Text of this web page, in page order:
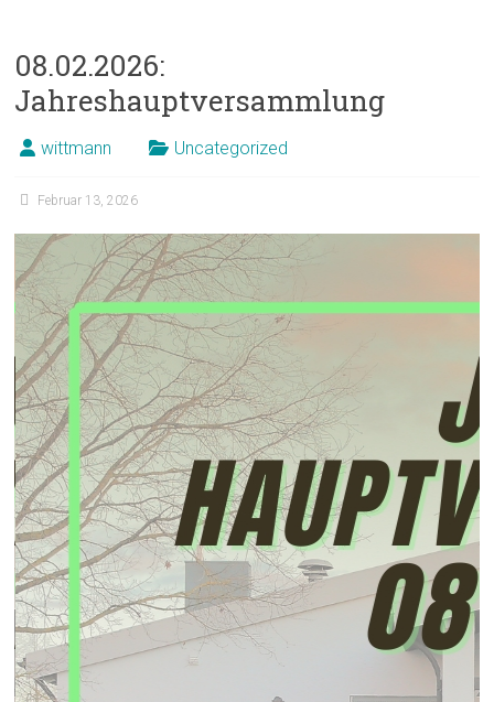
08.02.2026:
Jahreshauptversammlung
wittmann Uncategorized
Februar 13, 2026